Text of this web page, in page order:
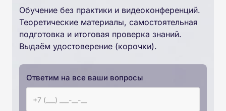
Обучение без практики и видеоконференций.
Теоретические материалы, самостоятельная
подготовка и итоговая проверка знаний.
Выдаём удостоверение (корочки).
Ответим на все ваши вопросы